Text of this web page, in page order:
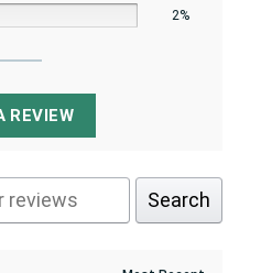
2%
REVIEW
Search